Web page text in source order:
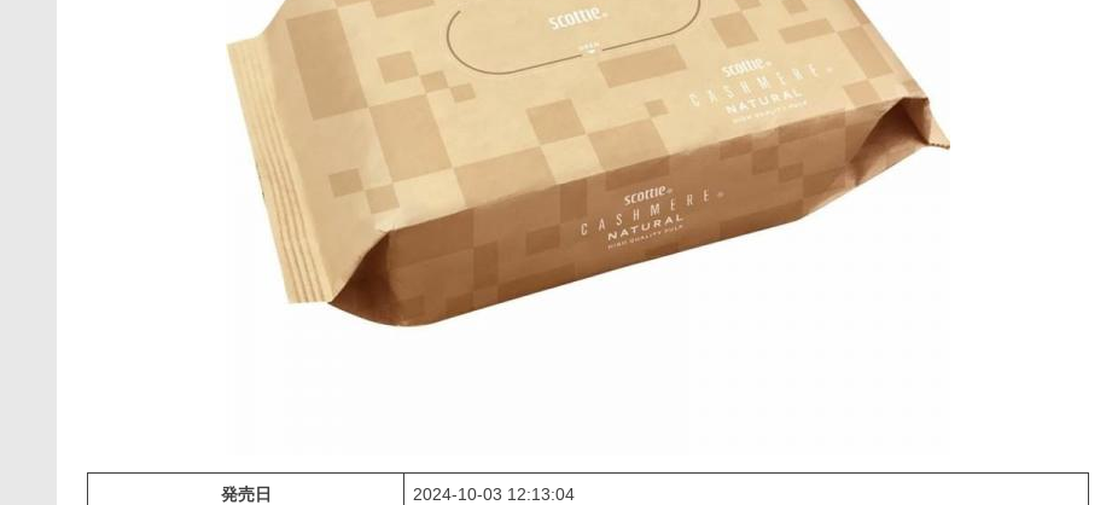
発売日 2024-10-03 12:13:04